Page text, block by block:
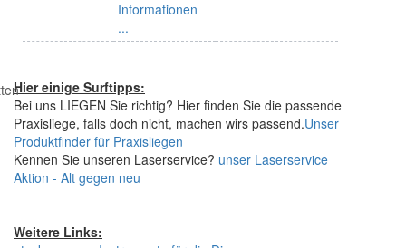
Informationen
...
Hier einige Surftipps:
Bei uns LIEGEN Sie richtig? Hier finden Sie die passende
Praxisliege, falls doch nicht, machen wirs passend.Unser
Produktfinder für Praxisliegen
Kennen Sie unseren Laserservice? unser Laserservice
Aktion - Alt gegen neu
Weitere Links: